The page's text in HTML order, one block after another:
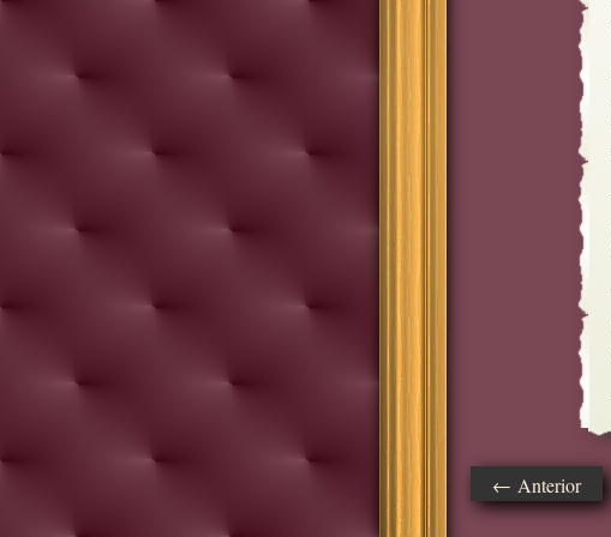
← Anterior